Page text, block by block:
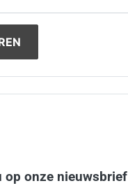
op onze nieuwsbrief